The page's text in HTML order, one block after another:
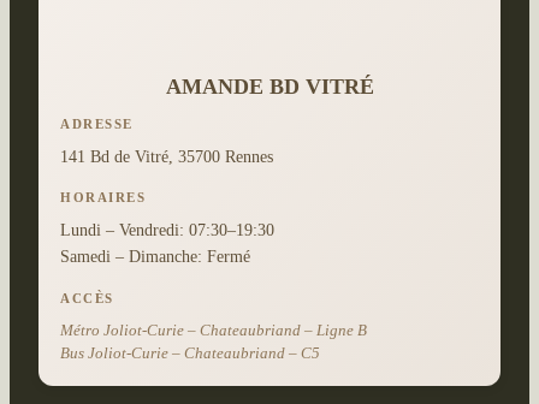
AMANDE BD VITRÉ
ADRESSE
141 Bd de Vitré, 35700 Rennes
HORAIRES
Lundi – Vendredi: 07:30–19:30
Samedi – Dimanche: Fermé
ACCÈS
Métro Joliot-Curie – Chateaubriand – Ligne B
Bus Joliot-Curie – Chateaubriand – C5